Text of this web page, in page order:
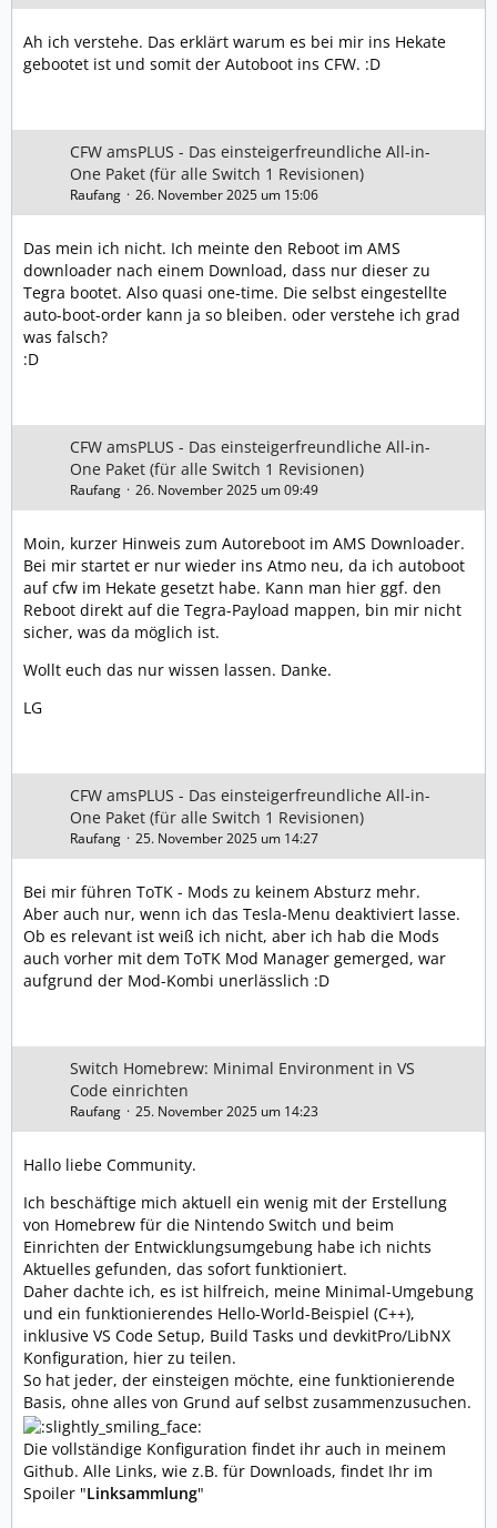
Ah ich verstehe. Das erklärt warum es bei mir ins Hekate
gebootet ist und somit der Autoboot ins CFW. :D
CFW amsPLUS - Das einsteigerfreundliche All-in-
One Paket (für alle Switch 1 Revisionen)
Raufang 26. November 2025 um 15:06
Das mein ich nicht. Ich meinte den Reboot im AMS
downloader nach einem Download, dass nur dieser zu
Tegra bootet. Also quasi one-time. Die selbst eingestellte
auto-boot-order kann ja so bleiben. oder verstehe ich grad
was falsch?
:D
CFW amsPLUS - Das einsteigerfreundliche All-in-
One Paket (für alle Switch 1 Revisionen)
Raufang 26. November 2025 um 09:49
Moin, kurzer Hinweis zum Autoreboot im AMS Downloader.
Bei mir startet er nur wieder ins Atmo neu, da ich autoboot
auf cfw im Hekate gesetzt habe. Kann man hier ggf. den
Reboot direkt auf die Tegra-Payload mappen, bin mir nicht
sicher, was da möglich ist.
Wollt euch das nur wissen lassen. Danke.
LG
CFW amsPLUS - Das einsteigerfreundliche All-in-
One Paket (für alle Switch 1 Revisionen)
Raufang 25. November 2025 um 14:27
Bei mir führen ToTK - Mods zu keinem Absturz mehr.
Aber auch nur, wenn ich das Tesla-Menu deaktiviert lasse.
Ob es relevant ist weiß ich nicht, aber ich hab die Mods
auch vorher mit dem ToTK Mod Manager gemerged, war
aufgrund der Mod-Kombi unerlässlich :D
Switch Homebrew: Minimal Environment in VS
Code einrichten
Raufang 25. November 2025 um 14:23
Hallo liebe Community.
Ich beschäftige mich aktuell ein wenig mit der Erstellung
von Homebrew für die Nintendo Switch und beim
Einrichten der Entwicklungsumgebung habe ich nichts
Aktuelles gefunden, das sofort funktioniert.
Daher dachte ich, es ist hilfreich, meine Minimal-Umgebung
und ein funktionierendes Hello-World-Beispiel (C++),
inklusive VS Code Setup, Build Tasks und devkitPro/LibNX
Konfiguration, hier zu teilen.
So hat jeder, der einsteigen möchte, eine funktionierende
Basis, ohne alles von Grund auf selbst zusammenzusuchen.
Die vollständige Konfiguration findet ihr auch in meinem
Github. Alle Links, wie z.B. für Downloads, findet Ihr im
Spoiler "Linksammlung"